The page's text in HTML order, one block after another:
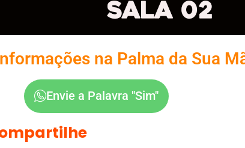
na Palma da Sua
Envie a Palavra "Sim"